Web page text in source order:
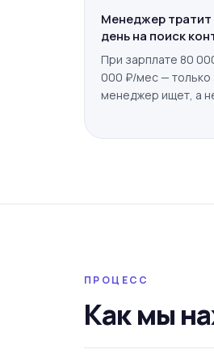
Менеджер тратит
день на поиск
При зарплате 80
000 ₽/мес — только
менеджер ищет, а
ПРОЦЕСС
Как мы